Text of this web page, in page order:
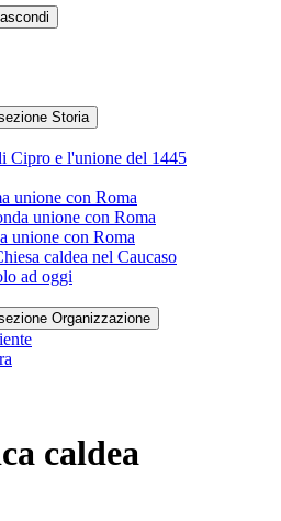
Storia
Cipro e l'unione del 1445
unione con Roma
unione con Roma
unione con Roma
caldea nel Caucaso
ad oggi
Organizzazione
caldea